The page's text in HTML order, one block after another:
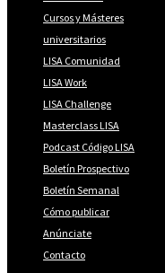
Cursos y Másteres
universitarios
LISA Comunidad
LISA Work
LISA Challenge
Masterclass LISA
Podcast Código LISA
Boletín Prospectivo
Boletín Semanal
Cómo publicar
Anúnciate
Contacto